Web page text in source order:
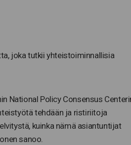
joka tutkii yhteistoiminnallisia
National Policy Consensus
tehdään ja ristiriitoja
kuinka nämä asiantuntijat
sanoo.